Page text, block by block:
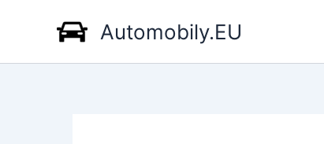
Automobily.EU